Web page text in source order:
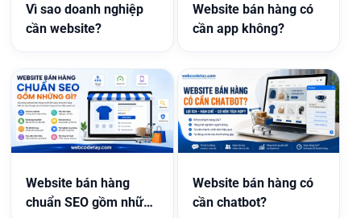
Vì sao doanh nghiệp
cần website?
Website bán hàng có
cần app không?
Website bán hàng
chuẩn SEO gồm những
Website bán hàng có
cần chatbot?